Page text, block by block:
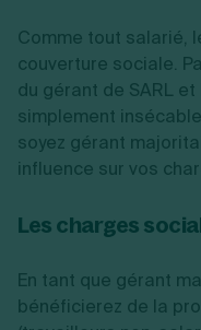
Comme tout salarié,
couverture sociale.
du gérant de SARL
simplement
soyez gérant
influence sur vos
Les charges
En tant que gérant
bénéficierez de la